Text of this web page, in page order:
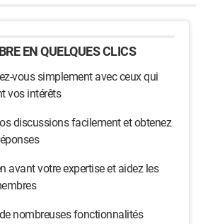
EN QUELQUES CLICS
vous simplement avec ceux qui
vos intérêts
discussions facilement et obtenez
avant votre expertise et aidez les
nombreuses fonctionnalités